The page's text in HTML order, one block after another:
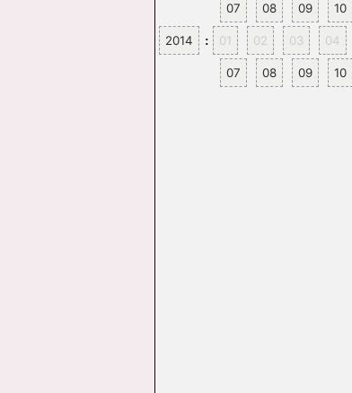
07 08 09 10
2014 : 01 02 03 04
07 08 09 10